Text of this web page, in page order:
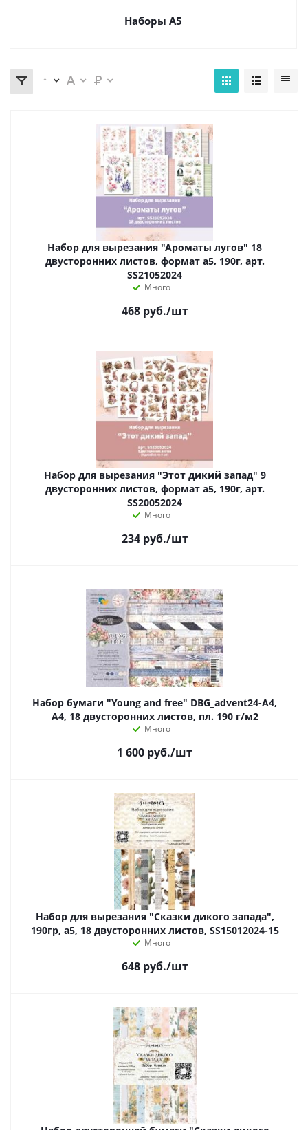
Наборы А5
Набор для вырезания "Ароматы лугов" 18
двусторонних листов, формат а5, 190г, арт.
SS21052024
Много
468руб./шт
Набор для вырезания "Этот дикий запад" 9
двусторонних листов, формат а5, 190г, арт.
SS20052024
Много
234руб./шт
Набор бумаги "Young and free" DBG_advent24-A4,
A4, 18 двусторонних листов, пл. 190 г/м2
Много
1 600 руб./шт
Набор для вырезания "Сказки дикого запада",
190гр, а5, 18 двусторонних листов, SS15012024-15
Много
648руб./шт